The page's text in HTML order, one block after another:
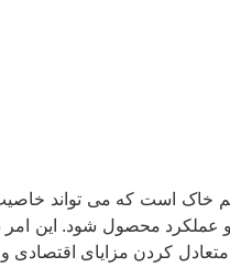
خاک است که می تواند
و عملکرد محصول شود. این
کردن مزایای اقتصادی